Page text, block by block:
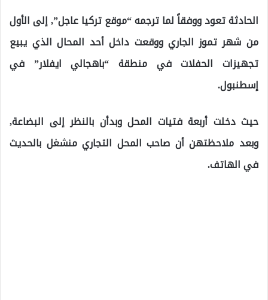
الحادثة تعود ووفقاً لما ترجمه “موقع تركيا عاجل”, إلى الأول
من شهر تموز الجاري ووقعت داخل أحد المحال الذي يبيع
تجهيزات الحفلات في منطقة “باهجالي ايفلار” في
إسطنبول.
حيث دخلت أربعة فتيات المحل وبدأن بالنظر إلى البضاعة,
وبعد ملاحظتهن أن صاحب المحل التجاري منشغل بالحديث
في الهاتف.